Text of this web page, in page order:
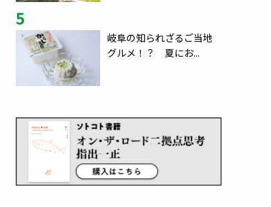
5
岐阜の知られざるご当地
グルメ！？ 夏にお...